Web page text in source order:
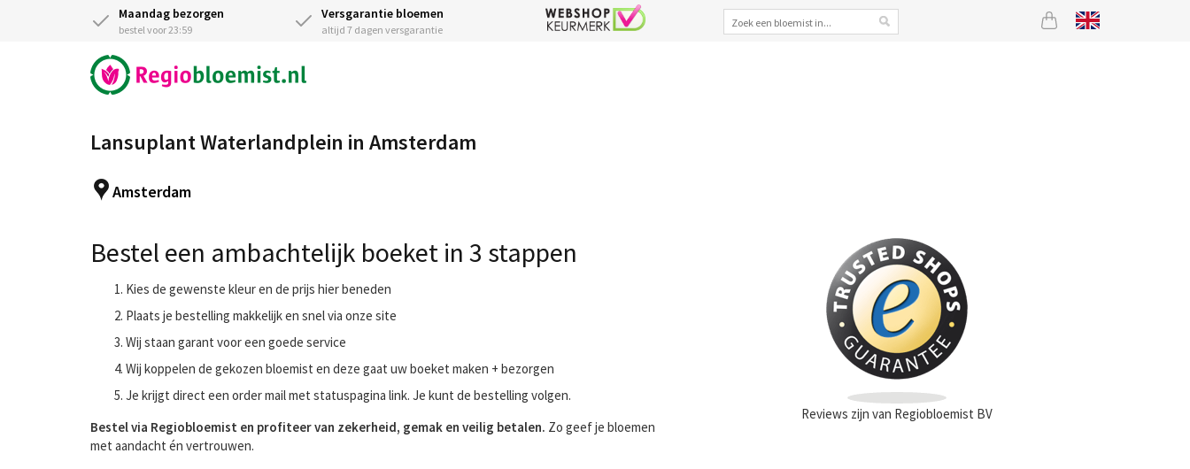
Maandag bezorgen
bestel voor 23:59
Versgarantie bloemen
altijd 7 dagen versgarantie
Lansuplant Waterlandplein in Amsterdam
Amsterdam
Bestel een ambachtelijk boeket in 3 stappen
Kies de gewenste kleur en de prijs hier beneden
Plaats je bestelling makkelijk en snel via onze site
Wij staan garant voor een goede service
Wij koppelen de gekozen bloemist en deze gaat uw boeket maken + bezorgen
Je krijgt direct een order mail met statuspagina link. Je kunt de bestelling volgen.
Bestel via Regiobloemist en profiteer van zekerheid, gemak en veilig betalen. Zo geef je bloemen
met aandacht én vertrouwen.
Reviews zijn van Regiobloemist BV